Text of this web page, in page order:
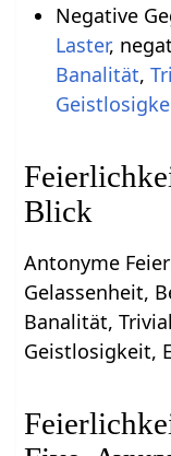
Negative
Laster,
Banalität,
Blick
Antonyme
Gelassenheit,
Banalität,
Geistlosigkeit,